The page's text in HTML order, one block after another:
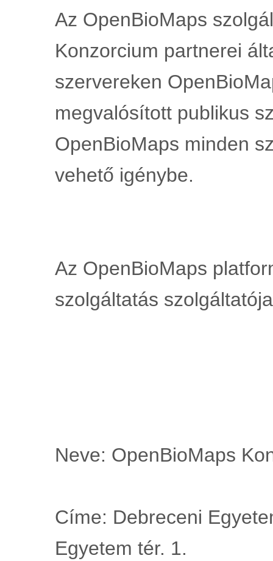
Az OpenBioMaps
Konzorcium partnerei
szervereken
megvalósított publikus
OpenBioMaps minden
vehető igénybe.
Az OpenBioMaps
szolgáltatás
Neve: OpenBioMaps
Címe: Debreceni
Egyetem tér. 1.